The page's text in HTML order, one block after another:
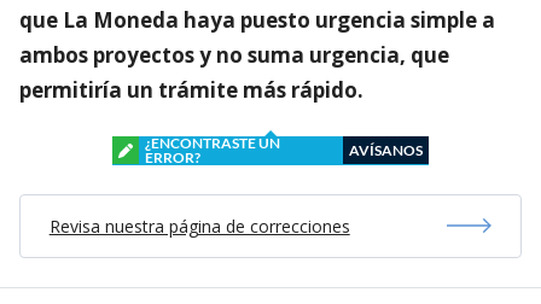
que La Moneda haya puesto urgencia simple a
ambos proyectos y no suma urgencia, que
permitiría un trámite más rápido.
¿ENCONTRASTE UN
ERROR?
AVÍSANOS
Revisa nuestra página de correcciones